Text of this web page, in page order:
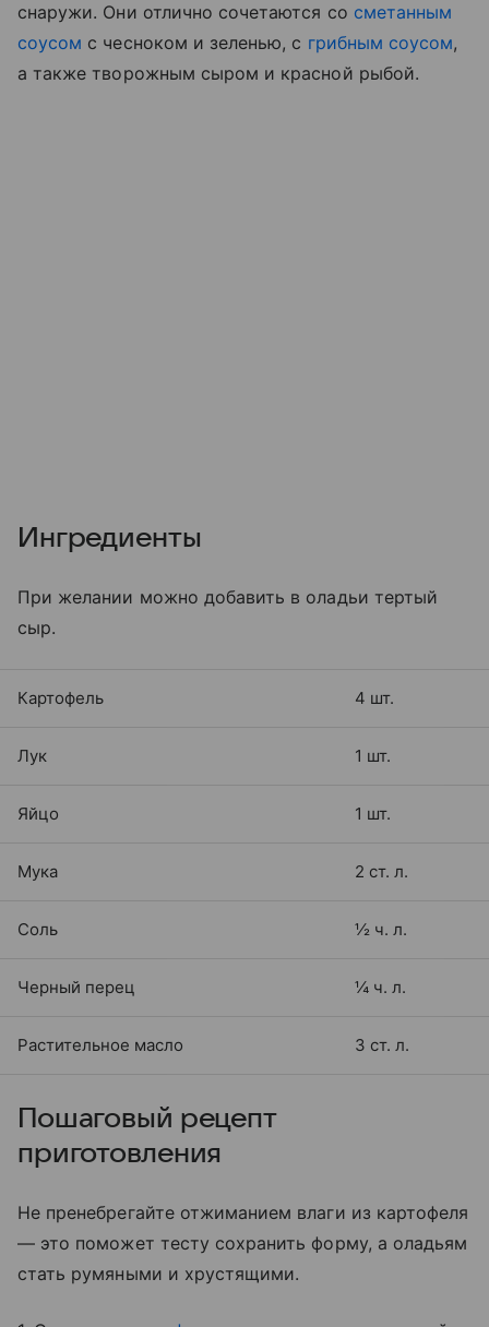
снаружи. Они отлично сочетаются со сметанным
соусом с чесноком и зеленью, с грибным соусом,
а также творожным сыром и красной рыбой.
Ингредиенты
При желании можно добавить в оладьи тертый
сыр.
Картофель 4 шт.
Лук 1 шт.
Яйцо 1 шт.
Мука 2 ст. л.
Соль ½ ч. л.
Черный перец ¼ ч. л.
Растительное масло 3 ст. л.
Пошаговый рецепт
приготовления
Не пренебрегайте отжиманием влаги из картофеля
— это поможет тесту сохранить форму, а оладьям
стать румяными и хрустящими.